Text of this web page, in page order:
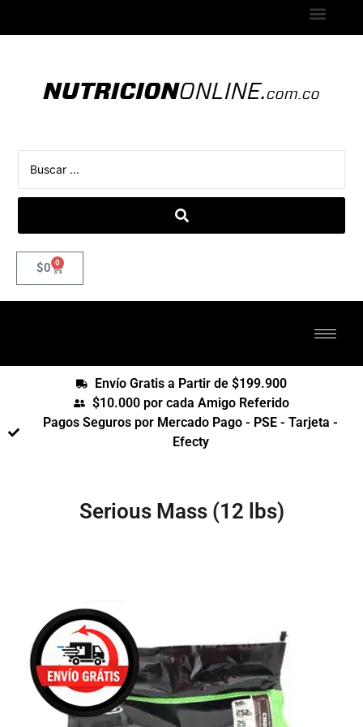
$0 0
Envío Gratis a Partir de $199.900
$10.000 por cada Amigo Referido
Pagos Seguros por Mercado Pago - PSE - Tarjeta -
Efecty
Serious Mass (12 lbs)